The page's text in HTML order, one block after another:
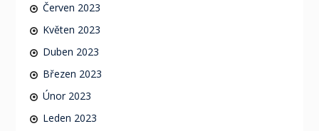
Červen 2023
Květen 2023
Duben 2023
Březen 2023
Únor 2023
Leden 2023